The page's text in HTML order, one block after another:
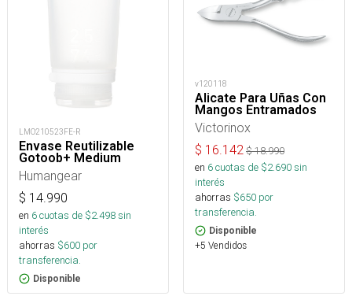
LMO210523FE-R
Envase Reutilizable
Gotoob+ Medium
Humangear
$ 14.990
en 6cuotas de $2.498sin
interés
ahorras $600 por
transferencia.
Disponible
v120118
Alicate Para Uñas Con
Mangos Entramados
Victorinox
$ 16.142 $18.990
en 6cuotas de $2.690sin
interés
ahorras $650 por
transferencia.
Disponible
+5 Vendidos